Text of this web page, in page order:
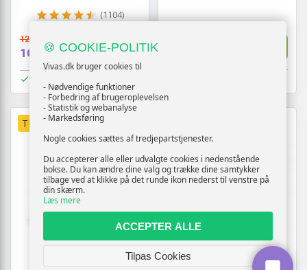
(1104)
129,-
109,- Vis
TILBUD
🍪 COOKIE-POLITIK
Vivas.dk bruger cookies til
- Nødvendige funktioner
- Forbedring af brugeroplevelsen
- Statistik og webanalyse
- Markedsføring
Nogle cookies sættes af tredjepartstjenester.
Du accepterer alle eller udvalgte cookies i nedenstående
bokse. Du kan ændre dine valg og trække dine samtykker
tilbage ved at klikke på det runde ikon nederst til venstre på
din skærm.
Læs mere
ACCEPTER ALLE
Tilpas Cookies